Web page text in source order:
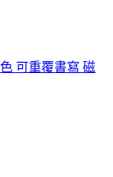
可重覆書寫 磁